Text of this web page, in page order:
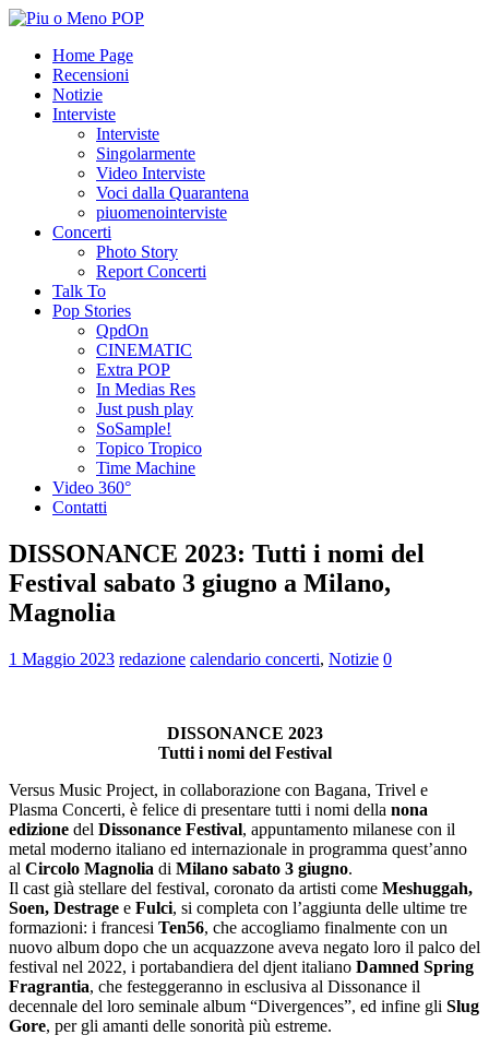
Home Page
Recensioni
Notizie
Interviste
Interviste
Singolarmente
Video Interviste
Voci dalla Quarantena
piuomenointerviste
Concerti
Photo Story
Report Concerti
Talk To
Pop Stories
QpdOn
CINEMATIC
Extra POP
In Medias Res
Just push play
SoSample!
Topico Tropico
Time Machine
Video 360°
Contatti
DISSONANCE 2023: Tutti i nomi del
Festival sabato 3 giugno a Milano,
Magnolia
1 Maggio 2023 redazione calendario concerti, Notizie 0
DISSONANCE 2023
Tutti i nomi del Festival
Versus Music Project, in collaborazione con Bagana, Trivel e
Plasma Concerti, è felice di presentare tutti i nomi della nona
edizione del Dissonance Festival, appuntamento milanese con il
metal moderno italiano ed internazionale in programma quest’anno
al Circolo Magnolia di Milano sabato 3 giugno.
Il cast già stellare del festival, coronato da artisti come Meshuggah,
Soen, Destrage e Fulci, si completa con l’aggiunta delle ultime tre
formazioni: i francesi Ten56, che accogliamo finalmente con un
nuovo album dopo che un acquazzone aveva negato loro il palco del
festival nel 2022, i portabandiera del djent italiano Damned Spring
Fragrantia, che festeggeranno in esclusiva al Dissonance il
decennale del loro seminale album “Divergences”, ed infine gli Slug
Gore, per gli amanti delle sonorità più estreme.